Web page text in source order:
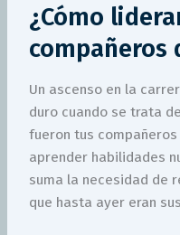
¿Cómo
compañeros
Un ascenso en la
duro cuando se trata
fueron tus
aprender habilidades
suma la necesidad de
que hasta ayer eran
liderar
a
los